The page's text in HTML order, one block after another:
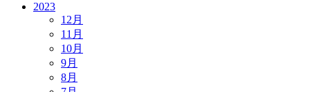
2023
12月
11月
10月
9月
8月